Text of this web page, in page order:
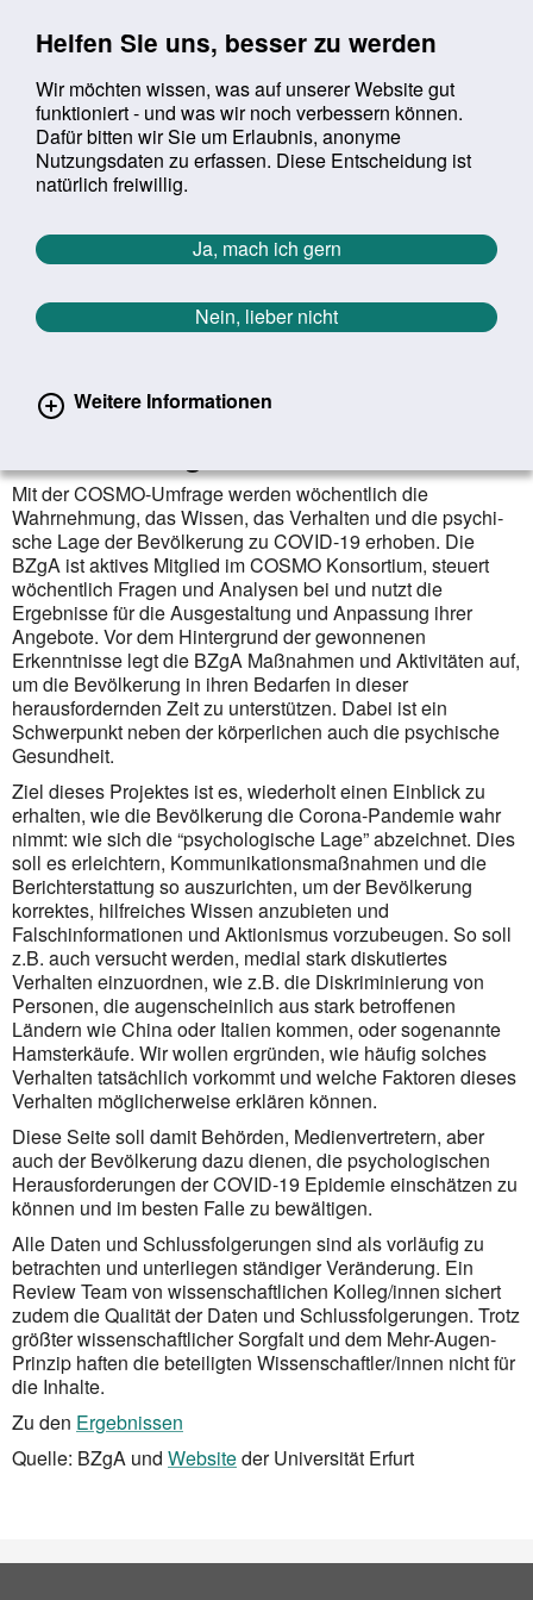
Helfen Sie uns, besser zu werden
Wir möchten wissen, was auf unserer Website gut
funktioniert - und was wir noch verbessern können.
Dafür bitten wir Sie um Erlaubnis, anonyme
Nutzungsdaten zu erfassen. Diese Entscheidung ist
natürlich freiwillig.
Ja, mach ich gern
Nein, lieber nicht
Weitere Informationen
Suchbegriff:
Sie befinden sich hier:
Startseite Aktuelles Aktuelle Meldungen
Aktuelle Meldungen
Zurück zur Übersicht erster
vorheriger
1552/1627
Wie nimmt die Bevölkerung die
Mit der COSMO-Umfrage werden wöchentlich die
Wahrnehmung, das Wissen, das Verhalten und die psychi­
sche Lage der Bevölkerung zu COVID-19 erhoben. Die
BZgA ist aktives Mitglied im COSMO Konsor­tium, steuert
wöchentlich Fragen und Analysen bei und nutzt die
Ergebnisse für die Ausgestaltung und Anpassung ihrer
Angebote. Vor dem Hintergrund der gewonnenen
Erkenntnisse legt die BZgA Maßnahmen und Aktivi­täten auf,
um die Bevölkerung in ihren Bedarfen in dieser
herausfordernden Zeit zu unter­stüt­zen. Dabei ist ein
Schwerpunkt neben der körperlichen auch die psychische
Gesundheit.
Ziel dieses Projektes ist es, wiederholt einen Einblick zu
erhalten, wie die Bevölkerung die Corona-Pande­mie wahr
nimmt: wie sich die “psychologische Lage” abzeichnet. Dies
soll es erleichtern, Kommunikations­maßnahmen und die
Berichterstattung so auszurichten, um der Bevölkerung
korrektes, hilfreiches Wissen anzubieten und
Falschinformationen und Aktionismus vorzubeugen. So soll
z.B. auch versucht werden, medial stark diskutiertes
Verhalten einzuordnen, wie z.B. die Diskriminierung von
Personen, die augen­scheinlich aus stark betroffenen
Ländern wie China oder Italien kommen, oder sogenannte
Hamsterkäufe. Wir wollen ergründen, wie häufig solches
Verhalten tatsächlich vorkommt und welche Faktoren dieses
Verhalten möglicherweise erklären können.
Diese Seite soll damit Behörden, Medienvertretern, aber
auch der Bevölkerung dazu dienen, die psycho­logischen
Herausforderungen der COVID-19 Epidemie einschätzen zu
können und im besten Falle zu be­wältigen.
Alle Daten und Schlussfolgerungen sind als vorläufig zu
betrachten und unterliegen ständiger Verän­derung. Ein
Review Team von wissenschaftlichen Kolleg/innen sichert
zudem die Qualität der Daten und Schluss­folgerungen. Trotz
größter wissenschaftlicher Sorgfalt und dem Mehr-Augen-
Prinzip haften die beteiligten Wissenschaftler/innen nicht für
die Inhalte.
Zu den Ergebnissen
Quelle: BZgA und Websiteder Universität Erfurt
Social Bookmarks